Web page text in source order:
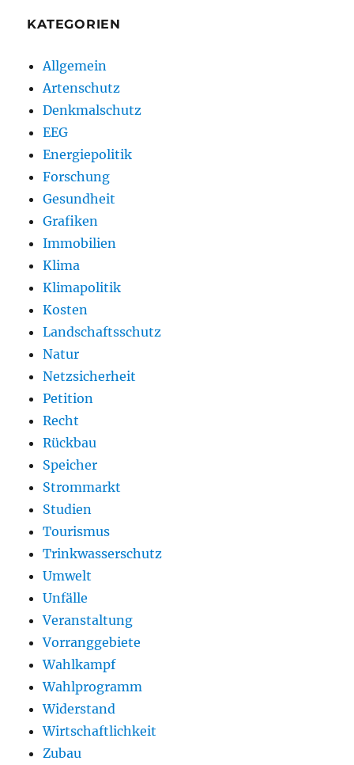
KATEGORIEN
Allgemein
Artenschutz
Denkmalschutz
EEG
Energiepolitik
Forschung
Gesundheit
Grafiken
Immobilien
Klima
Klimapolitik
Kosten
Landschaftsschutz
Natur
Netzsicherheit
Petition
Recht
Rückbau
Speicher
Strommarkt
Studien
Tourismus
Trinkwasserschutz
Umwelt
Unfälle
Veranstaltung
Vorranggebiete
Wahlkampf
Wahlprogramm
Widerstand
Wirtschaftlichkeit
Zubau